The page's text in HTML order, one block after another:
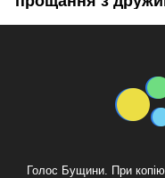
Голос Бущини. При